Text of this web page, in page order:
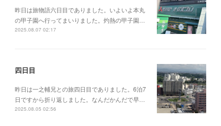
昨日は旅物語六日目でありました。いよいよ本丸
の甲子園へ行ってまいりました。灼熱の甲子園…
2025.08.07 02:17
四日目
昨日は一之輔兄との旅四日目でありました。6泊7
日ですから折り返しました。なんだかんだで早…
2025.08.05 02:56